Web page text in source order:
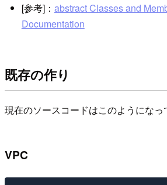
[参考]： abstract Classes and
Documentation
既存の作り
現在のソースコードはこのようになっ
VPC